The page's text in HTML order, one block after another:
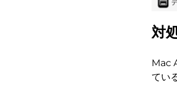
対
Mac
てい